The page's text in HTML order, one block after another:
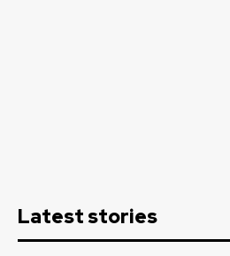
Latest stories